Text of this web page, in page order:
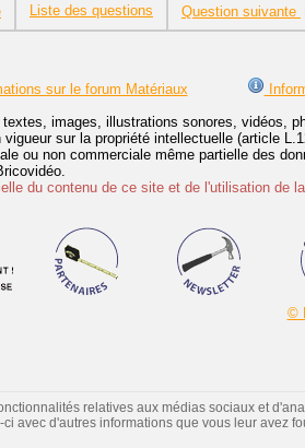
Liste des questions Question suivante
sur le forum Matériaux
textes, images, illustrations sonores, vidéos,
sur la propriété intellectuelle (article
ou non commerciale même partielle des
du contenu de ce site et de l'utilisation de
©
relatives aux médias sociaux et
avec d'autres informations que vous leur avez